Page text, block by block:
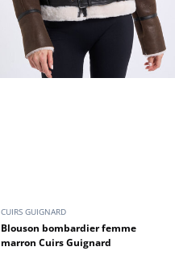
CUIRS GUIGNARD
Blouson bombardier femme
marron Cuirs Guignard